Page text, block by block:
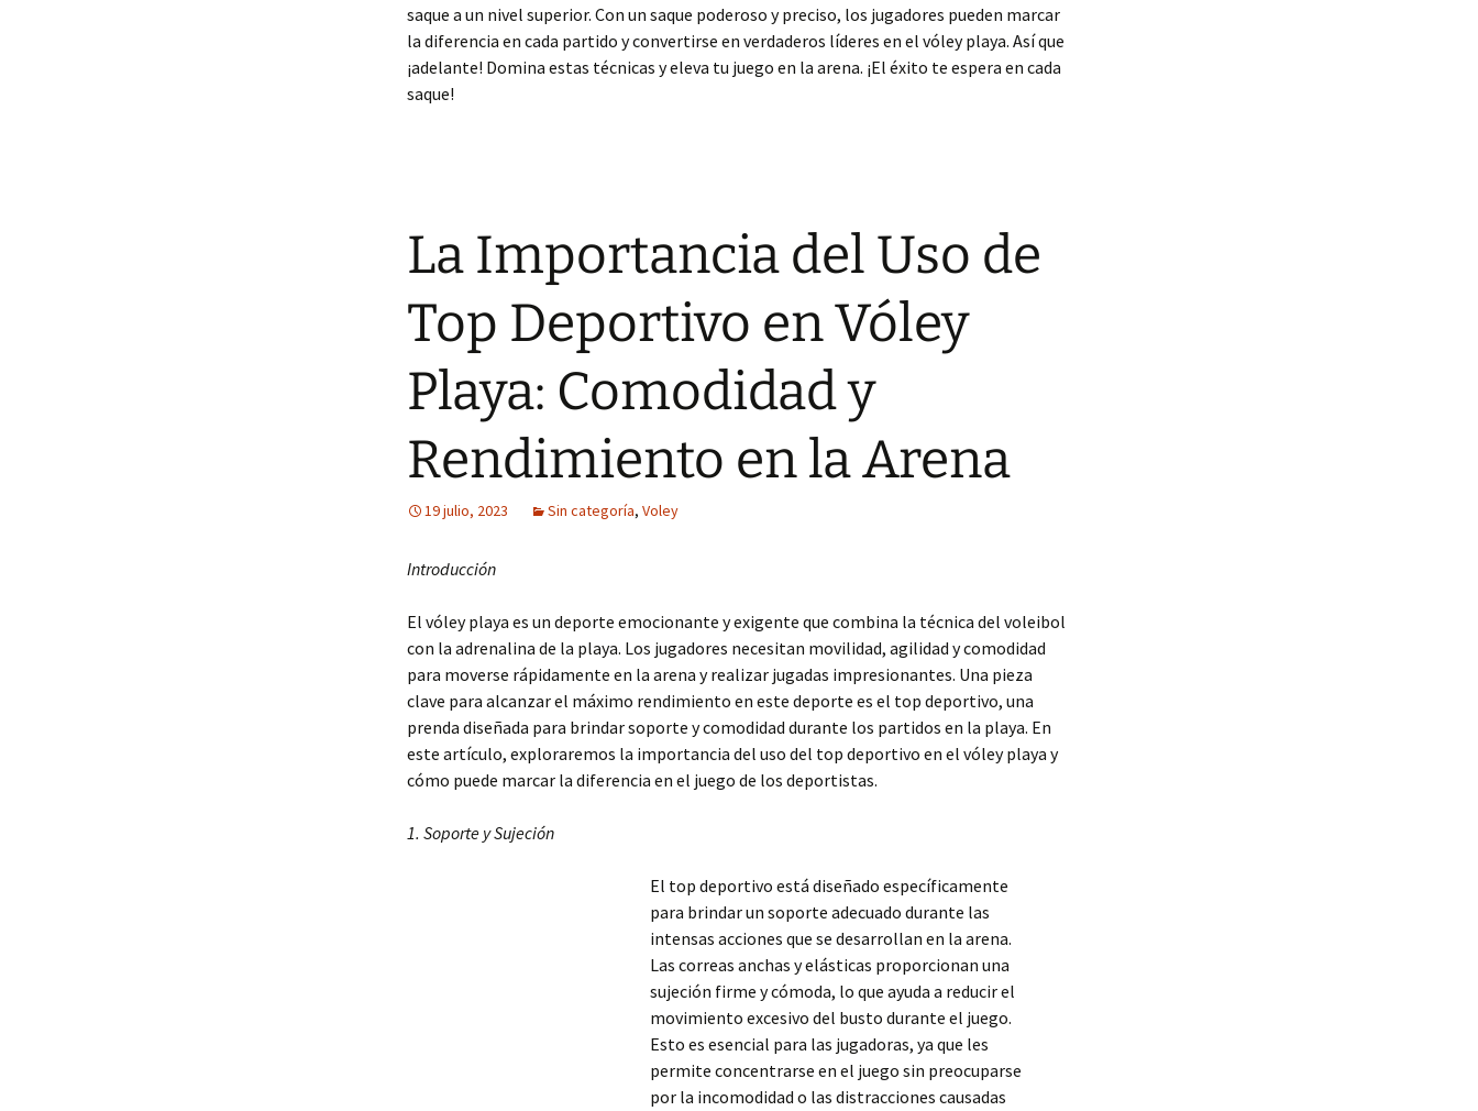
saque a un nivel superior. Con un saque poderoso y preciso, los jugadores pueden marcar
la diferencia en cada partido y convertirse en verdaderos líderes en el vóley playa. Así que
¡adelante! Domina estas técnicas y eleva tu juego en la arena. ¡El éxito te espera en cada
saque!
La Importancia del Uso de
Top Deportivo en Vóley
Playa: Comodidad y
Rendimiento en la Arena
19 julio, 2023 Sin categoría, Voley
Introducción
El vóley playa es un deporte emocionante y exigente que combina la técnica del voleibol
con la adrenalina de la playa. Los jugadores necesitan movilidad, agilidad y comodidad
para moverse rápidamente en la arena y realizar jugadas impresionantes. Una pieza
clave para alcanzar el máximo rendimiento en este deporte es el top deportivo, una
prenda diseñada para brindar soporte y comodidad durante los partidos en la playa. En
este artículo, exploraremos la importancia del uso del top deportivo en el vóley playa y
cómo puede marcar la diferencia en el juego de los deportistas.
1. Soporte y Sujeción
El top deportivo está diseñado específicamente
para brindar un soporte adecuado durante las
intensas acciones que se desarrollan en la arena.
Las correas anchas y elásticas proporcionan una
sujeción firme y cómoda, lo que ayuda a reducir el
movimiento excesivo del busto durante el juego.
Esto es esencial para las jugadoras, ya que les
permite concentrarse en el juego sin preocuparse
por la incomodidad o las distracciones causadas